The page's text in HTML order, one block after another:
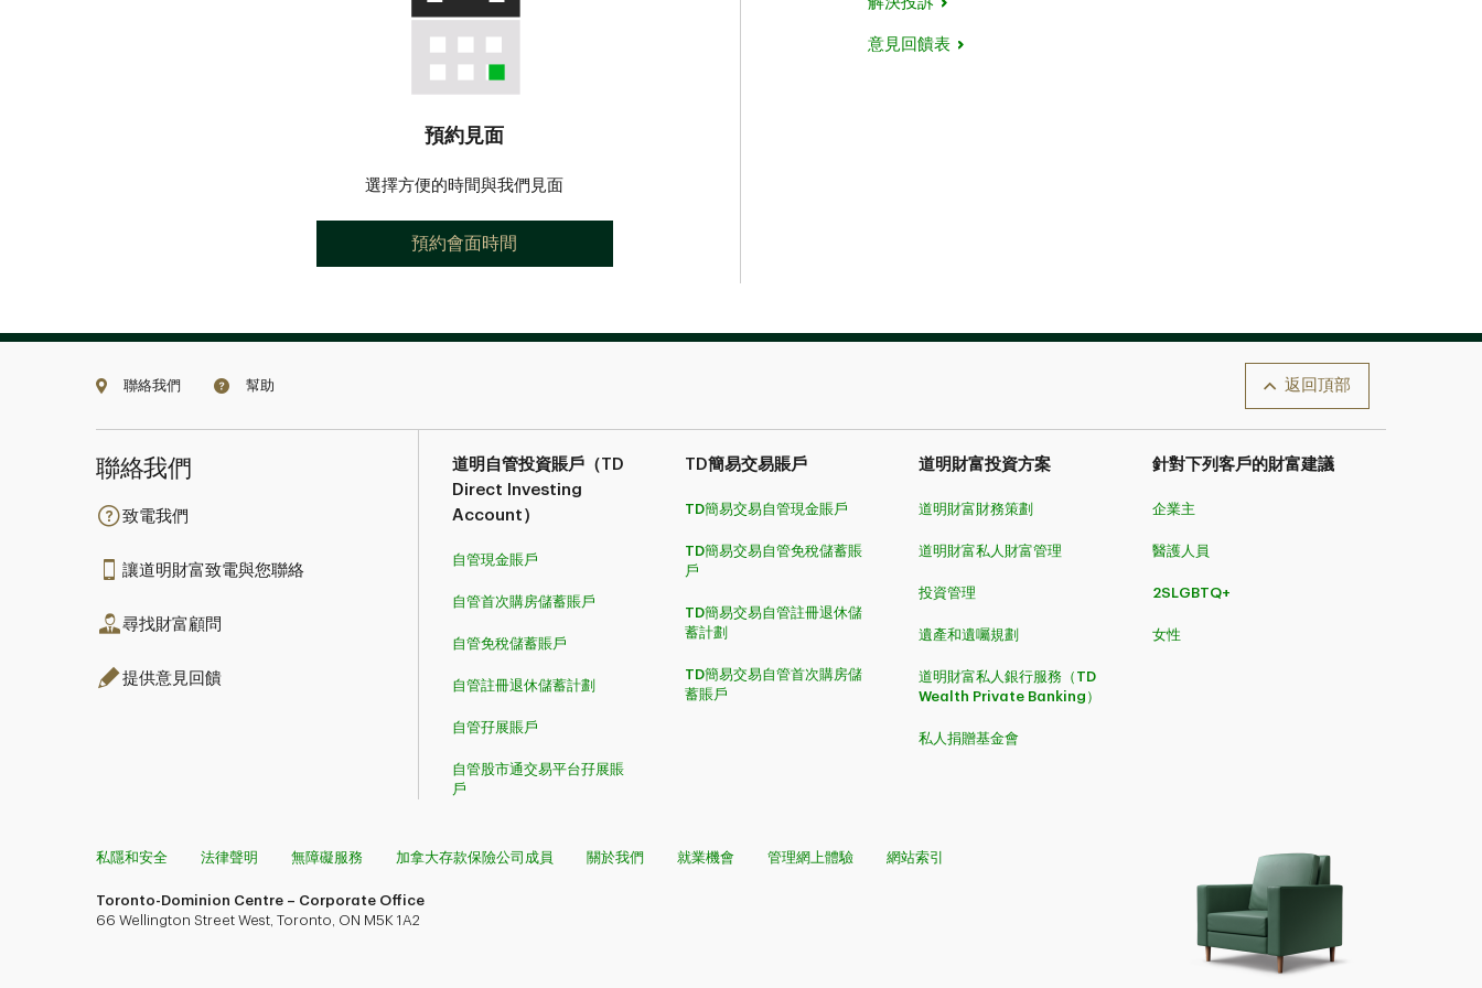
預約見面
選擇方便的時間與我們見面
預約會面時間
意見回饋表
聯絡我們 幫助 返回頂部
聯絡我們
致電我們
讓道明財富致電與您聯絡
尋找財富顧問
提供意見回饋
道明自管投資賬戶（TD
Direct Investing
Account）
自管現金賬戶
自管首次購房儲蓄賬戶
自管免稅儲蓄賬戶
自管註冊退休儲蓄計劃
自管孖展賬戶
自管股市通交易平台孖展賬
戶
TD簡易交易賬戶
TD簡易交易自管現金賬戶
TD簡易交易自管免稅儲蓄賬
戶
TD簡易交易自管註冊退休儲
蓄計劃
TD簡易交易自管首次購房儲
蓄賬戶
道明財富投資方案
道明財富財務策劃
道明財富私人財富管理
投資管理
遺產和遺囑規劃​​​​​​​
道明財富私人銀行服務（TD
Wealth Private Banking）
私人捐贈基金會
針對下列客戶的財富建議
企業主
醫護人員
2SLGBTQ+
女性
私隱和安全 法律聲明 無障礙服務 加拿大存款保險公司成員 關於我們 就業機會 管理網上體驗 網站索引
Toronto-Dominion Centre – Corporate Office
66 Wellington Street West, Toronto, ON M5K 1A2